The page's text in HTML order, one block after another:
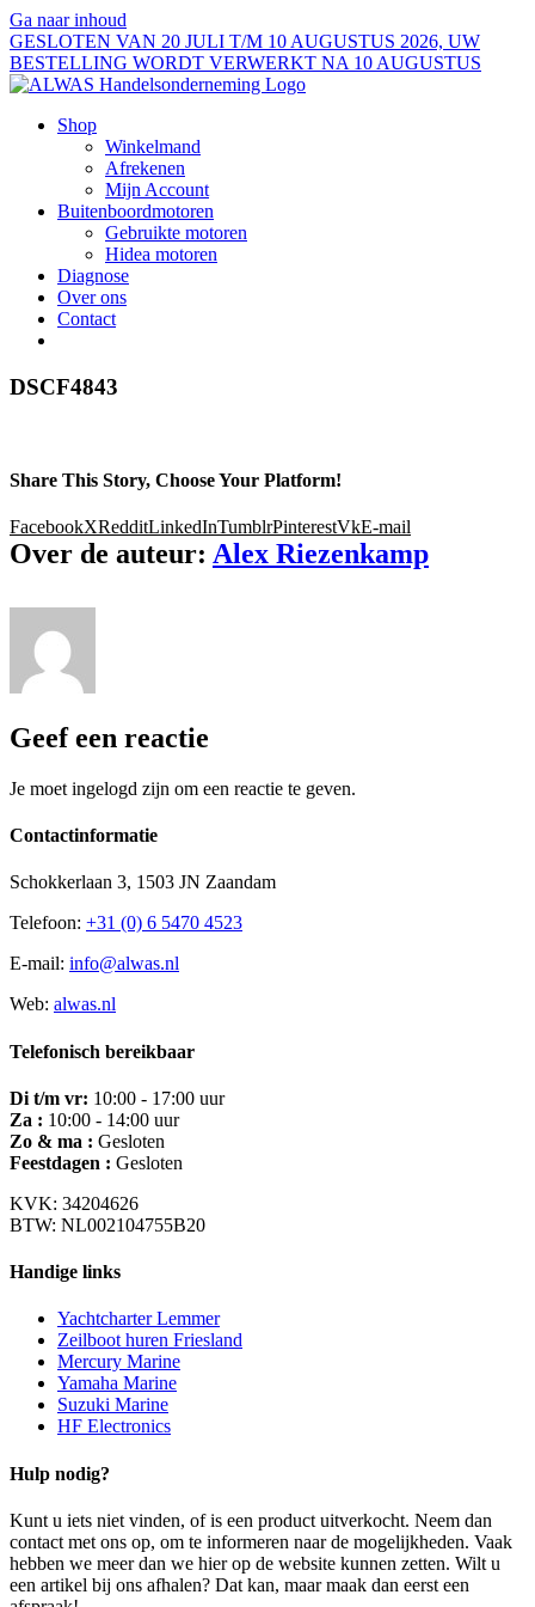
Ga naar inhoud
GESLOTEN VAN 20 JULI T/M 10 AUGUSTUS 2026, UW
BESTELLING WORDT VERWERKT NA 10 AUGUSTUS
Shop
Winkelmand
Afrekenen
Mijn Account
Buitenboordmotoren
Gebruikte motoren
Hidea motoren
Diagnose
Over ons
Contact
DSCF4843
Share This Story, Choose Your Platform!
FacebookXRedditLinkedInTumblrPinterestVkE-mail
Over de auteur: Alex Riezenkamp
Geef een reactie
Je moet ingelogd zijn om een reactie te geven.
Contactinformatie
Schokkerlaan 3, 1503 JN Zaandam
Telefoon: +31 (0) 6 5470 4523
E-mail: info@alwas.nl
Web: alwas.nl
Telefonisch bereikbaar
Di t/m vr: 10:00 - 17:00 uur
Za : 10:00 - 14:00 uur
Zo & ma : Gesloten
Feestdagen : Gesloten
KVK: 34204626
BTW: NL002104755B20
Handige links
Yachtcharter Lemmer
Zeilboot huren Friesland
Mercury Marine
Yamaha Marine
Suzuki Marine
HF Electronics
Hulp nodig?
Kunt u iets niet vinden, of is een product uitverkocht. Neem dan
contact met ons op, om te informeren naar de mogelijkheden. Vaak
hebben we meer dan we hier op de website kunnen zetten. Wilt u
een artikel bij ons afhalen? Dat kan, maar maak dan eerst een